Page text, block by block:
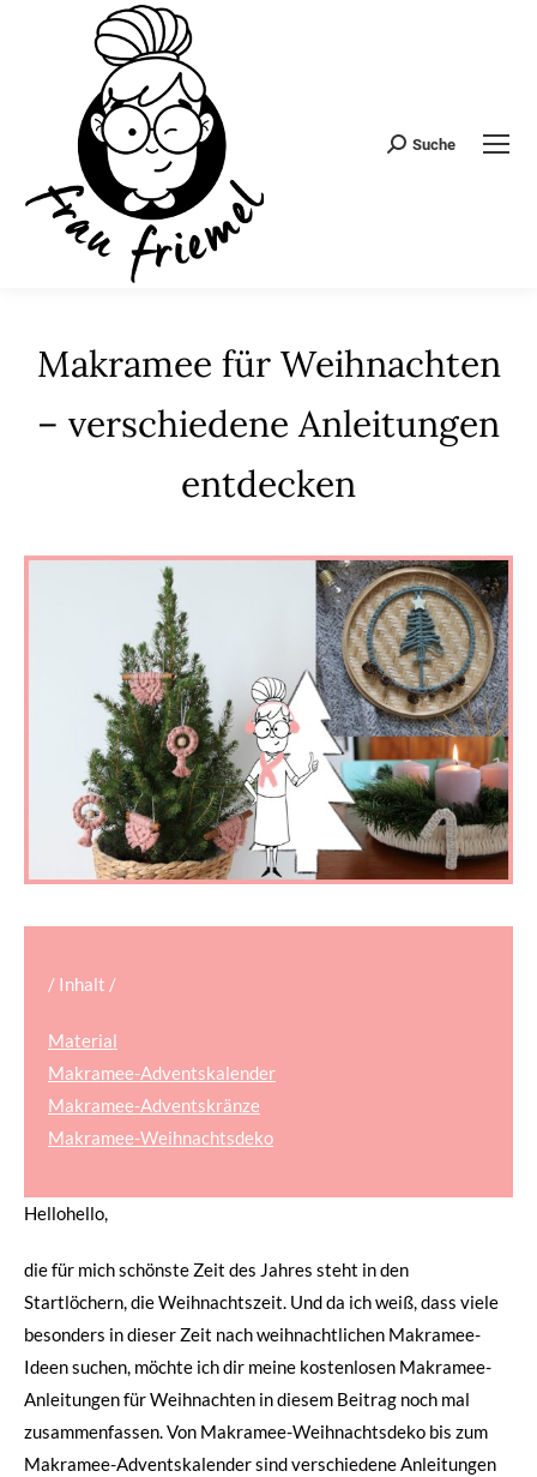
Search:
Suche
Makramee für Weihnachten
– verschiedene Anleitungen
entdecken
/ Inhalt /
Material
Makramee-Adventskalender
Makramee-Adventskränze
Makramee-Weihnachtsdeko
Hellohello,
die für mich schönste Zeit des Jahres steht in den
Startlöchern, die Weihnachtszeit. Und da ich weiß, dass viele
besonders in dieser Zeit nach weihnachtlichen Makramee-
Ideen suchen, möchte ich dir meine kostenlosen Makramee-
Anleitungen für Weihnachten in diesem Beitrag noch mal
zusammenfassen. Von Makramee-Weihnachtsdeko bis zum
Makramee-Adventskalender sind verschiedene Anleitungen